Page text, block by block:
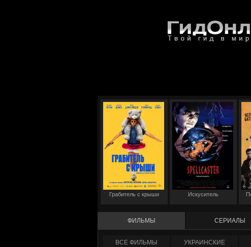
Грабитель с крыши Искуситель
ФИЛЬМЫ СЕРИАЛЫ
ФИЛЬМЫ УКРАИНCКИЕ